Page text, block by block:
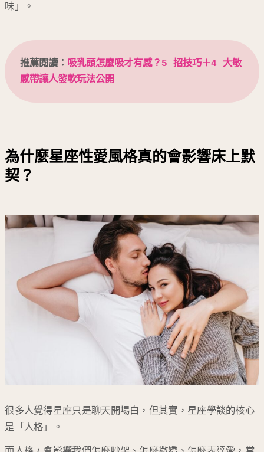
味」。
推薦閱讀： 吸乳頭怎麼吸才有感？5 招技巧＋4 大敏
感帶讓人發軟玩法公開
為什麼星座性愛風格真的會影響床上默
契？
很多人覺得星座只是聊天開場白，但其實，星座學談的核心
是「人格」。